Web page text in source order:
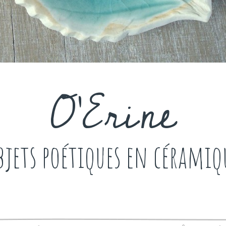
O'Erine
poétiques en